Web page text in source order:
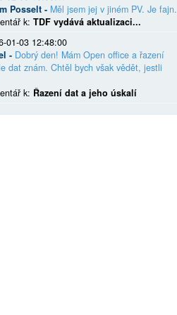
Posselt - Měl jsem jej v jiném PV. Je fajn.
k: TDF vydává aktualizaci...
01-03 12:48:00
- Dobrý den! Mám Open office a řazení
dat znám. Chtěl bych však vědět, jestli
k: Řazení dat a jeho úskalí